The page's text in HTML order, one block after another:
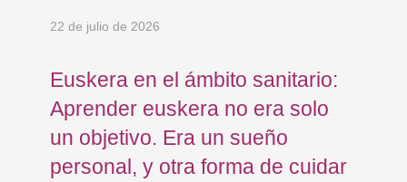
22 de julio de 2026
Euskera en el ámbito sanitario:
Aprender euskera no era solo
un objetivo. Era un sueño
personal, y otra forma de cuidar